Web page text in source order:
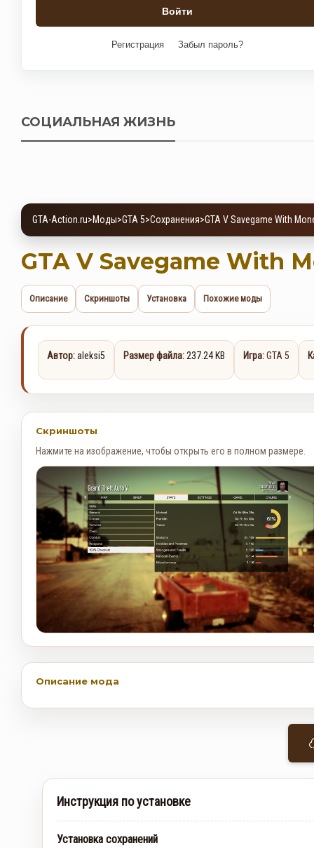
Регистрация Забыл пароль?
СОЦИАЛЬНАЯ ЖИЗНЬ
GTA-Action.ru>Моды>GTA 5>Сохранения>GTA V Savegame With
GTA V Savegame With
Описание Скриншоты Установка Похожие моды
Автор:aleksi5 Размер файла: 237.24 KB Игра:GTA 5
Скриншоты
Нажмите на изображение, чтобы открыть его в полном размере.
Описание мода
Инструкция по установке
Установка сохранений